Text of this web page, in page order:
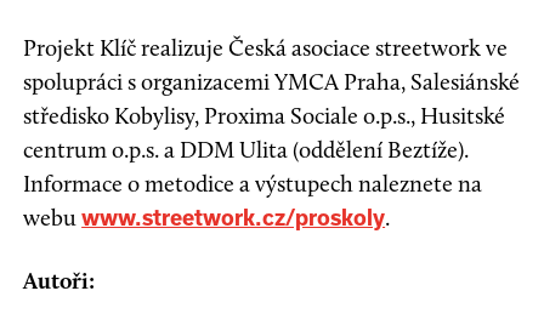
Projekt Klíč realizuje Česká asociace streetwork ve
spolupráci s organizacemi YMCA Praha, Salesiánské
středisko Kobylisy, Proxima Sociale o.p.s., Husitské
centrum o.p.s. a DDM Ulita (oddělení Beztíže).
Informace o metodice a výstupech naleznete na
webuwww.streetwork.cz/proskoly.
Autoři: